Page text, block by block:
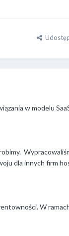
w modelu
dla innych firm
W